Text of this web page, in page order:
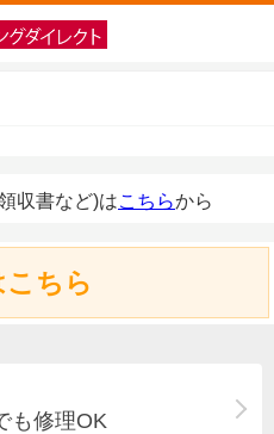
収書など)はこちらから
ちら
も修理OK